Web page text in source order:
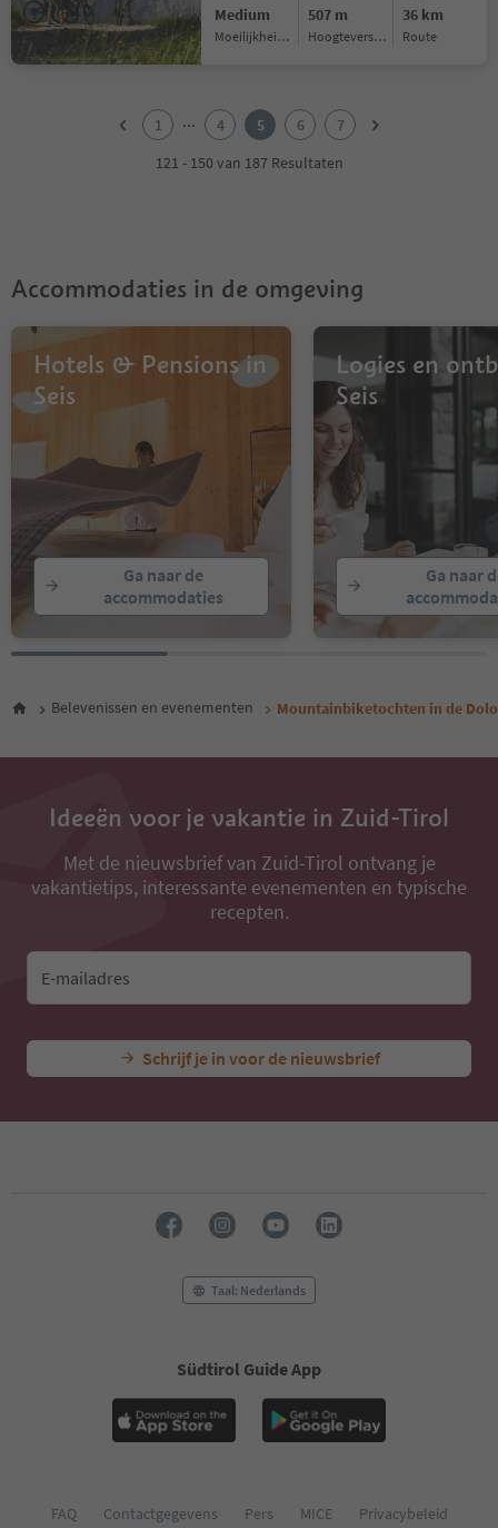
Medium
Moeilijkheidsgraad
507 m
Hoogteverschil
36 km
Route
1 ... 4 5 6
7
121 - 150 van 187 Resultaten
Accommodaties in de omgeving
Hotels & Pensions in
Seis
Ga naar de
accommodaties
Logies en
Seis
Ga naar
Belevenissen en evenementen Mountainbiketochten in de
Ideeën voor je vakantie in Zuid-Tirol
Met de nieuwsbrief van Zuid-Tirol ontvang je
vakantietips, interessante evenementen en typische
recepten.
E-mailadres
Schrijf je in voor de nieuwsbrief
Taal: Nederlands
Südtirol Guide App
FAQ Contactgegevens Pers MICE Privacybeleid